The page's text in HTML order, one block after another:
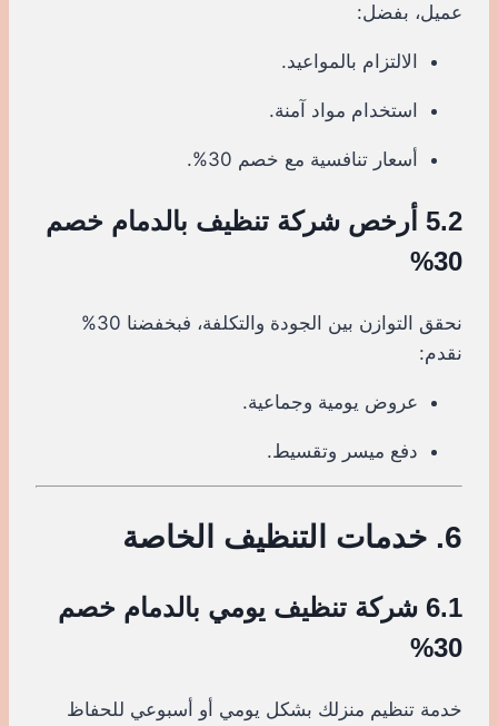
عميل، بفضل:
الالتزام بالمواعيد.
استخدام مواد آمنة.
أسعار تنافسية مع خصم 30%.
5.2 أرخص شركة تنظيف بالدمام خصم
30%
نحقق التوازن بين الجودة والتكلفة، فبخفضنا 30%
نقدم:
عروض يومية وجماعية.
دفع ميسر وتقسيط.
6. خدمات التنظيف الخاصة
6.1 شركة تنظيف يومي بالدمام خصم
30%
خدمة تنظيم منزلك بشكل يومي أو أسبوعي للحفاظ